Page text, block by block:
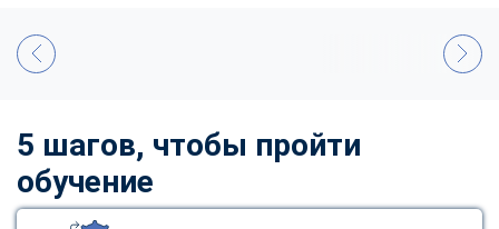
5 шагов, чтобы пройти
обучение